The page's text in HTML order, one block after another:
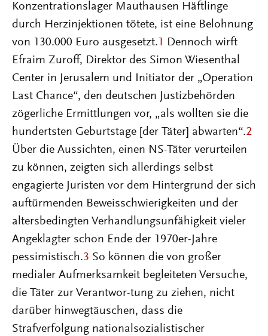
Konzentrationslager Mauthausen Häftlinge
durch Herzinjektionen tötete, ist eine Belohnung
von 130.000 Euro ausgesetzt. 1 Dennoch wirft
Efraim Zuroff, Direktor des Simon Wiesenthal
Center in Jerusalem und Initiator der „Operation
Last Chance“, den deutschen Justizbehörden
zögerliche Ermittlungen vor, „als wollten sie die
hundertsten Geburtstage [der Täter] abwarten“.2
Über die Aussichten, einen NS-Täter verurteilen
zu können, zeigten sich allerdings selbst
engagierte Juristen vor dem Hintergrund der sich
auftürmenden Beweisschwierigkeiten und der
altersbedingten Verhandlungsunfähigkeit vieler
Angeklagter schon Ende der 1970er-Jahre
pessimistisch.3 So können die von großer
medialer Aufmerksamkeit begleiteten Versuche,
die Täter zur Verantwor-tung zu ziehen, nicht
darüber hinwegtäuschen, dass die
Strafverfolgung nationalsozialistischer